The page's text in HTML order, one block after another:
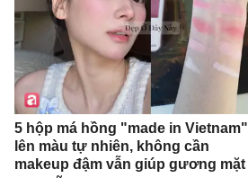
5 hộp má hồng "made in Vietnam"
lên màu tự nhiên, không cần
makeup đậm vẫn giúp gương mặt